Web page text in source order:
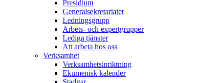
Presidium
Generalsekretariatet
Ledningsgrupp
Arbets- och expertgrupper
Lediga tjänster
Att arbeta hos oss
Verksamhet
Verksamhetsinriktning
Ekumenisk kalender